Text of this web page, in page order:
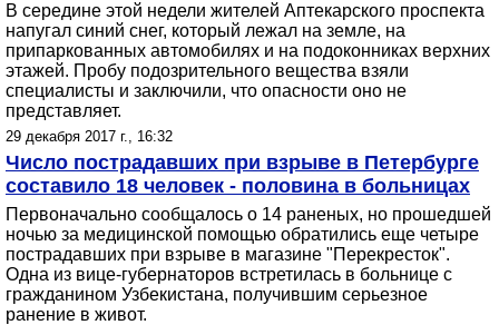
В середине этой недели жителей Аптекарского проспекта
напугал синий снег, который лежал на земле, на
припаркованных автомобилях и на подоконниках верхних
этажей. Пробу подозрительного вещества взяли
специалисты и заключили, что опасности оно не
представляет.
29 декабря 2017 г., 16:32
Число пострадавших при взрыве в Петербурге
составило 18 человек - половина в больницах
Первоначально сообщалось о 14 раненых, но прошедшей
ночью за медицинской помощью обратились еще четыре
пострадавших при взрыве в магазине "Перекресток".
Одна из вице-губернаторов встретилась в больнице с
гражданином Узбекистана, получившим серьезное
ранение в живот.